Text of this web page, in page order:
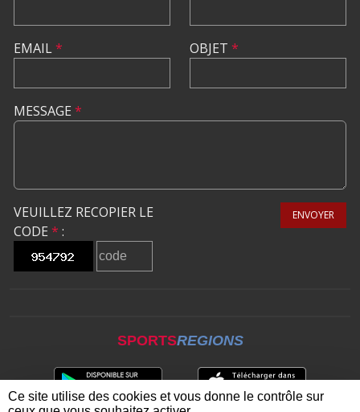
EMAIL* OBJET *
MESSAGE *
VEUILLEZ RECOPIER LE
CODE * :
ENVOYER
SPORTSREGIONS
Ce site utilise des cookies et vous donne le contrôle sur